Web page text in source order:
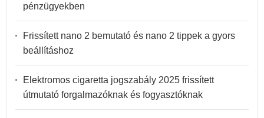
pénzügyekben
Frissített nano 2 bemutató és nano 2 tippek a gyors
beállításhoz
Elektromos cigaretta jogszabály 2025 frissített
útmutató forgalmazóknak és fogyasztóknak